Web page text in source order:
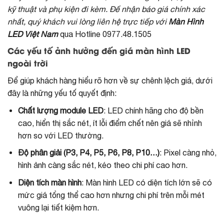
kỹ thuật và phụ kiện đi kèm. Để nhận báo giá chính xác
nhất, quý khách vui lòng liên hệ trực tiếp vớiMàn Hình
LED Việt Namqua Hotline 0977.48.1505
Các yếu tố ảnh hưởng đến giá màn hình LED
ngoài trời
Để giúp khách hàng hiểu rõ hơn về sự chênh lệch giá, dưới
đây là những yếu tố quyết định:
Chất lượng module LED: LED chính hãng cho độ bền
cao, hiển thị sắc nét, ít lỗi điểm chết nên giá sẽ nhỉnh
hơn so với LED thường.
Độ phân giải (P3, P4, P5, P6, P8, P10…): Pixel càng nhỏ,
hình ảnh càng sắc nét, kéo theo chi phí cao hơn.
Diện tích màn hình: Màn hình LED có diện tích lớn sẽ có
mức giá tổng thể cao hơn nhưng chi phí trên mỗi mét
vuông lại tiết kiệm hơn.